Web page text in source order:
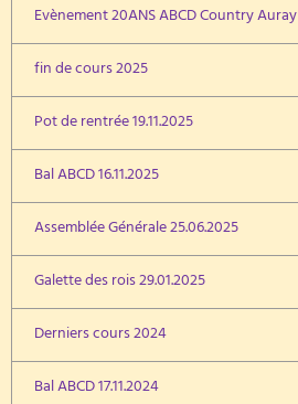
Evènement 20ANS ABCD Country Auray
fin de cours 2025
Pot de rentrée 19.11.2025
Bal ABCD 16.11.2025
Assemblée Générale 25.06.2025
Galette des rois 29.01.2025
Derniers cours 2024
Bal ABCD 17.11.2024